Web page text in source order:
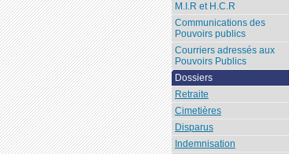
M.I.R et H.C.R
Communications des
Pouvoirs publics
Courriers adressés aux
Pouvoirs Publics
Dossiers
Retraite
Cimetières
Disparus
Indemnisation